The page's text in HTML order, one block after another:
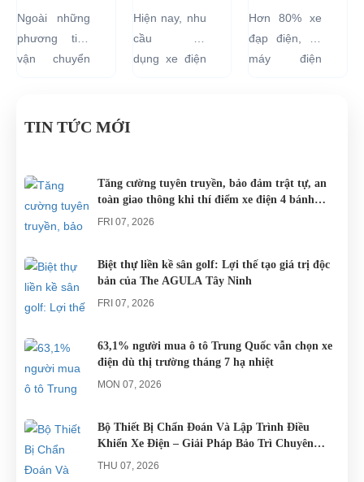
THUÊ XE
ĐIỆN DU
LỊCH
NẴNG
Ngoài những
phương tiện
vận chuyển
xe đạp, du
thể lựa chọn
cho mình
những
Đà...
TRÀO
LƯU
MỚI
CHO
Hiện nay, nhu
cầu sử
dụng xe điện
khắp cả
nước.
KHIẾN
ẮC QUY
XE ĐẠP
ĐIỆN BỊ
Hơn 80% xe
đạp điện, xe
máy điện
quy. Do đó
các trục trặc
TIN TỨC MỚI
Tăng cường tuyên truyền, bảo đảm trật tự, an
toàn giao thông khi thí điểm xe điện 4 bánh
phục vụ du lịch
FRI 07, 2026
Biệt thự liền kề sân golf: Lợi thế tạo giá trị độc
bản của The AGULA Tây Ninh
FRI 07, 2026
63,1% người mua ô tô Trung Quốc vẫn chọn xe
điện dù thị trường tháng 7 hạ nhiệt
MON 07, 2026
Bộ Thiết Bị Chẩn Đoán Và Lập Trình Điều
Khiển Xe Điện – Giải Pháp Bảo Trì Chuyên
Nghiệp
THU 07, 2026